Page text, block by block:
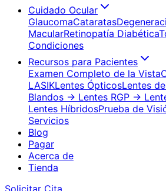
Cuidado Ocular
GlaucomaCataratas
MacularRetinopatía Diabética
Condiciones
Recursos para Pacientes
Examen Completo de la Vista
LASIKLentes ÓpticosLentes
Blandos → Lentes RGP →
Lentes HíbridosPrueba de
Servicios
Blog
Pagar
Acerca de
Tienda
Solicitar Cita